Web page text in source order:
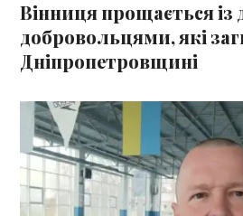
Вінниця прощається із
добровольцями, які
Дніпропетровщині